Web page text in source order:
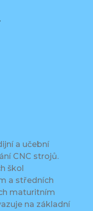
a učební
CNC strojů.
škol
a středních
maturitním
na základní